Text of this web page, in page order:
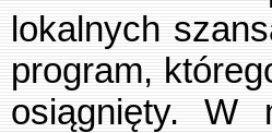
lokalnych
program,
osiągnięty. W